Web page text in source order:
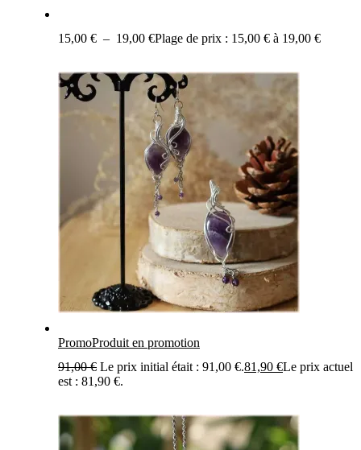
15,00 € – 19,00 €Plage de prix : 15,00 € à 19,00 €
PromoProduit en promotion
91,00€ Le prix initial était : 91,00 €.81,90 €Le prix actuel
est : 81,90 €.